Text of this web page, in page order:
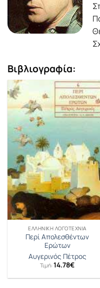
Βιβλιογραφία:
ΕΛΛΗΝΙΚΉ ΛΟΓΟΤΕΧΝΊΑ
Περί Απολεσθέντων
Ερώτων
Αυγερινός Πέτρος
Τιμή: 14.78€